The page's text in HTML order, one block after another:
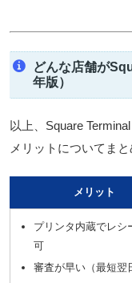
どんな店舗が
年版）
以上、Square
メリットについてまと
メリット
プリンタ内蔵でレシ
可
審査が早い（最短翌